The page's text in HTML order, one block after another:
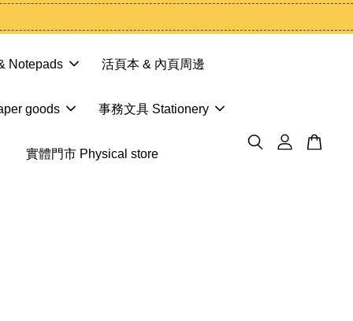
Notepads 活頁本 & 內頁周邊
goods 事務文具 Stationery
實體門市 Physical store